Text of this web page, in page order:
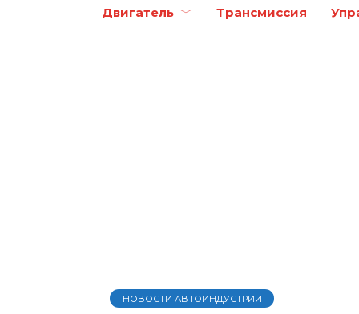
Двигатель Трансмиссия
НОВОСТИ АВТОИНДУСТРИИ